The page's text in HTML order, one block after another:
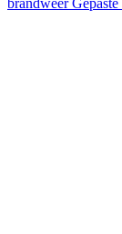
brandweerGepaste